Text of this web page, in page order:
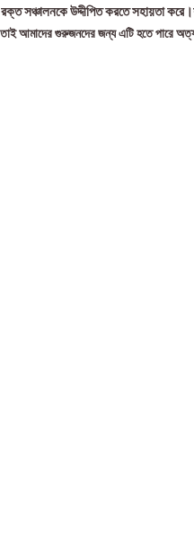
সঞ্চালনকে উদ্দীপিত করতে সহায়তা
আমাদের গুরুজনদের জন্য এটি হতে পারে